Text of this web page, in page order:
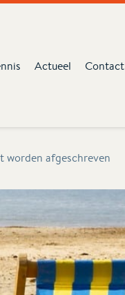
Actueel Contact
worden afgeschreven